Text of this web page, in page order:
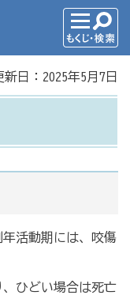
新日：2025年5月7日
活動期には、咬傷
ひどい場合は死亡